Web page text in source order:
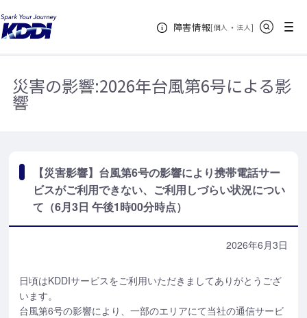
障害情報[個人 ・ 法人新規ウィンドウ
]
メニュー
KDDIホーム
電話サービスがご利用できない、ご利用しづらい状況について（6月3日 午後1
時00分時点）
災害の影響:2026年台風第6号による影
響
【災害影響】台風第6号の影響により携帯電話サー
ビスがご利用できない、ご利用しづらい状況につい
て（6月3日 午後1時00分時点）
2026年6月3日
日頃はKDDIサービスをご利用いただきましてありがとうござ
います。
台風第6号の影響により、一部のエリアにて当社の通信サービ